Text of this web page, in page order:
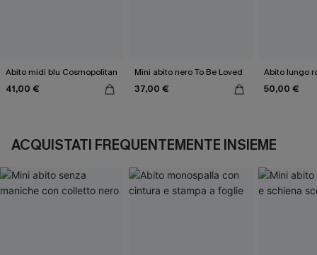
Abito midi blu Cosmopolitan
41,00 €
Mini abito nero To Be Loved
37,00 €
Abito lungo
50,00 €
ACQUISTATI FREQUENTEMENTE INSIEME